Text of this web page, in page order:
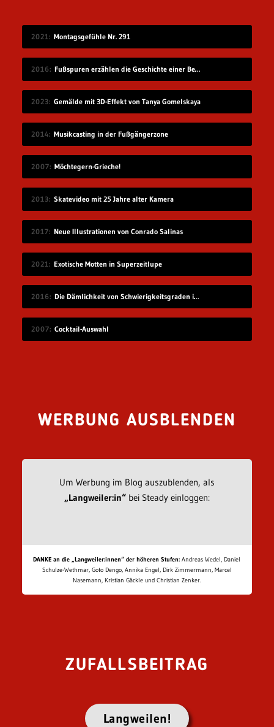
2021 Montagsgefühle Nr. 291
2016 Fußspuren erzählen die Geschichte einer Begegnung
2023 Gemälde mit 3D-Effekt von Tanya Gomelskaya
2014 Musikcasting in der Fußgängerzone
2007 Möchtegern-Grieche!
2013 Skatevideo mit 25 Jahre alter Kamera
2017 Neue Illustrationen von Conrado Salinas
2021 Exotische Motten in Superzeitlupe
2016 Die Dämlichkeit von Schwierigkeitsgraden in Videospielen
2007 Cocktail-Auswahl
WERBUNG AUSBLENDEN
Um Werbung im Blog auszublenden, als
„Langweiler:in“bei Steady einloggen:
DANKE an die „Langweiler:innen“ der höheren Stufen: Andreas Wedel, Daniel
Schulze-Wethmar, Goto Dengo, Annika Engel, Dirk Zimmermann, Marcel
Nasemann, Kristian Gäckle und Christian Zenker.
ZUFALLSBEITRAG
Langweilen!